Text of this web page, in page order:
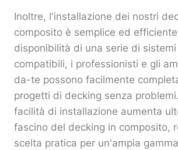
Inoltre, l'installazione dei nostri
composito è semplice ed
disponibilità di una serie di
compatibili, i professionisti e gli
da-te possono facilmente
progetti di decking senza
facilità di installazione aumenta
fascino del decking in composito,
scelta pratica per un'ampia